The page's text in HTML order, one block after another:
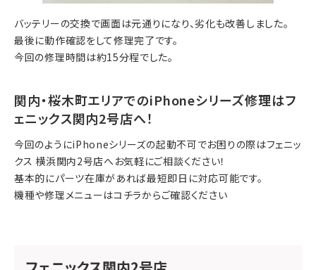
バッテリーの交換で画面は元通りになり、劣化も改善しました。
最後に動作確認をして修理完了です。
今回の修理時間は約15分程でした。
関内・桜木町エリアでのiPhoneシリーズ修理はフ
ェニックス関内2号店へ！
今回のようにiPhoneシリーズの起動不可でお困りの際はフェニッ
クス 横浜関内2号店へお気軽にご相談ください！
基本的にパーツ在庫があれば最短即日に対応可能です。
機種や修理メニューはコチラからご確認ください